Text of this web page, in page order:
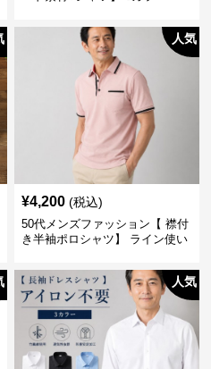
人気
¥4,200 (税込)
50代メンズファッション【 襟付
き半袖ポロシャツ】 ライン使い
人気